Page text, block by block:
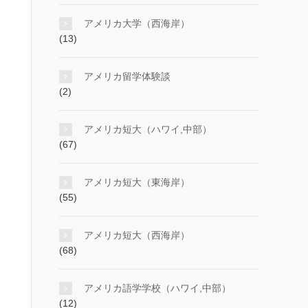
アメリカ大学（西海岸）
(13)
アメリカ留学体験談
(2)
アメリカ短大（ハワイ,中部）
(67)
アメリカ短大（東海岸）
(55)
アメリカ短大（西海岸）
(68)
アメリカ語学学校（ハワイ,中部）
(12)